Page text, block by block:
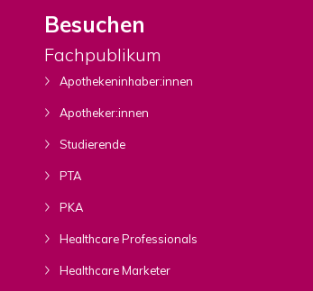
Besuchen
Fachpublikum
Apothekeninhaber:innen
Apotheker:innen
Studierende
PTA
PKA
Healthcare Professionals
Healthcare Marketer